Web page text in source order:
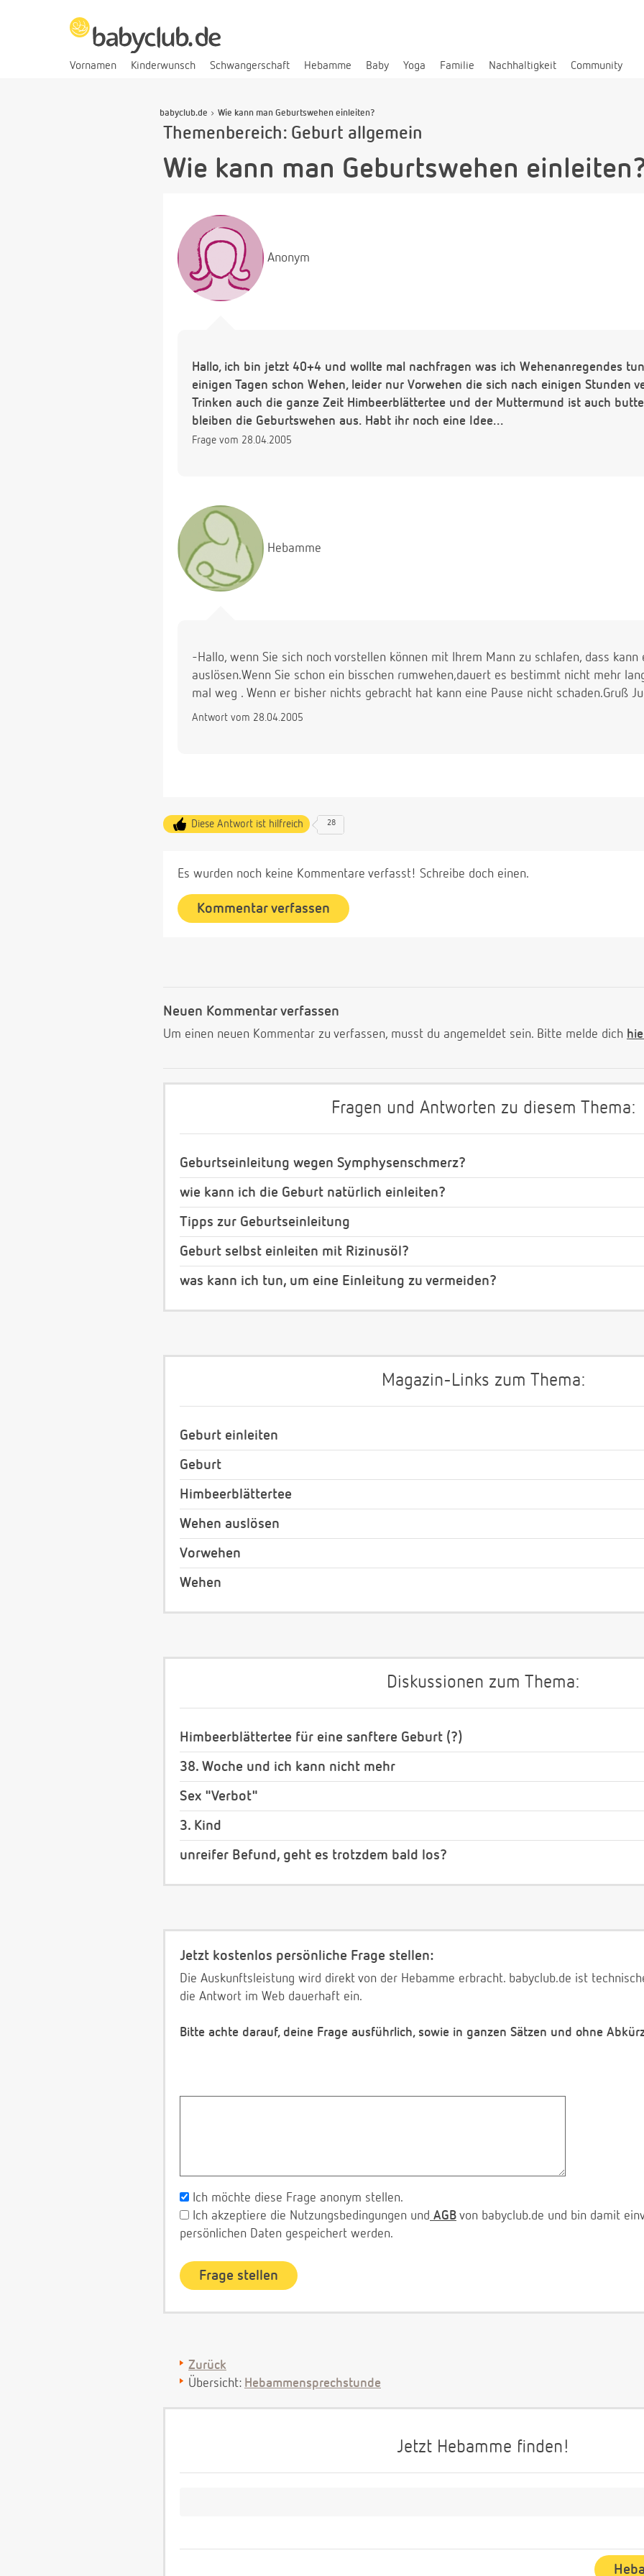
Vornamen Kinderwunsch Schwangerschaft Hebamme Baby Yoga Familie Nachhaltigkeit Community
babyclub.de Wie kann man Geburtswehen einleiten?
Themenbereich: Geburt allgemein
Wie kann man Geburtswehen
Anonym
Hallo, ich bin jetzt 40+4 und wollte mal nachfragen was ich Wehenanregendes
einigen Tagen schon Wehen, leider nur Vorwehen die sich nach einigen Stunden
Trinken auch die ganze Zeit Himbeerblättertee und der Muttermund ist auch
bleiben die Geburtswehen aus. Habt ihr noch eine Idee...
Frage vom 28.04.2005
Hebamme
-Hallo, wenn Sie sich noch vorstellen können mit Ihrem Mann zu schlafen, dass kann
auslösen.Wenn Sie schon ein bisschen rumwehen,dauert es bestimmt nicht mehr
mal weg . Wenn er bisher nichts gebracht hat kann eine Pause nicht schaden.Gruß
Antwort vom 28.04.2005
Diese Antwort ist hilfreich 28
Es wurden noch keine Kommentare verfasst! Schreibe doch einen.
Kommentar verfassen
Neuen Kommentar verfassen
Um einen neuen Kommentar zu verfassen, musst du angemeldet sein. Bitte melde dich
Fragen und Antworten zu diesem Thema:
Geburtseinleitung wegen Symphysenschmerz?
wie kann ich die Geburt natürlich einleiten?
Tipps zur Geburtseinleitung
Geburt selbst einleiten mit Rizinusöl?
was kann ich tun, um eine Einleitung zu vermeiden?
Magazin-Links zum Thema:
Geburt einleiten
Geburt
Himbeerblättertee
Wehen auslösen
Vorwehen
Wehen
Diskussionen zum Thema:
Himbeerblättertee für eine sanftere Geburt (?)
38. Woche und ich kann nicht mehr
Sex "Verbot"
3. Kind
unreifer Befund, geht es trotzdem bald los?
Jetzt kostenlos persönliche Frage stellen:
Die Auskunftsleistung wird direkt von der Hebamme erbracht. babyclub.de ist
die Antwort im Web dauerhaft ein.
Bitte achte darauf, deine Frage ausführlich, sowie in ganzen Sätzen und ohne
Ich möchte diese Frage anonym stellen.
Ich akzeptiere die Nutzungsbedingungen und AGB von babyclub.de und bin damit
persönlichen Daten gespeichert werden.
Zurück
Übersicht: Hebammensprechstunde
Jetzt Hebamme finden!